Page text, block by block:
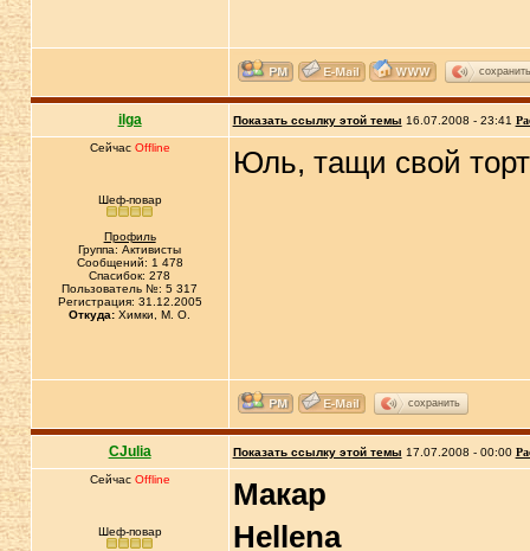
сохранить
ilga Показать ссылку этой темы 16.07.2008 - 23:41
Сейчас Offline
Шеф-повар
Профиль
Группа: Активисты
Сообщений: 1 478
Спасибок: 278
Пользователь №: 5 317
Регистрация: 31.12.2005
Откуда: Химки, М. О.
Юль, тащи свой
сохранить
CJulia Показать ссылку этой темы 17.07.2008 - 00:00
Сейчас Offline
Шеф-повар
Макар
Hellena